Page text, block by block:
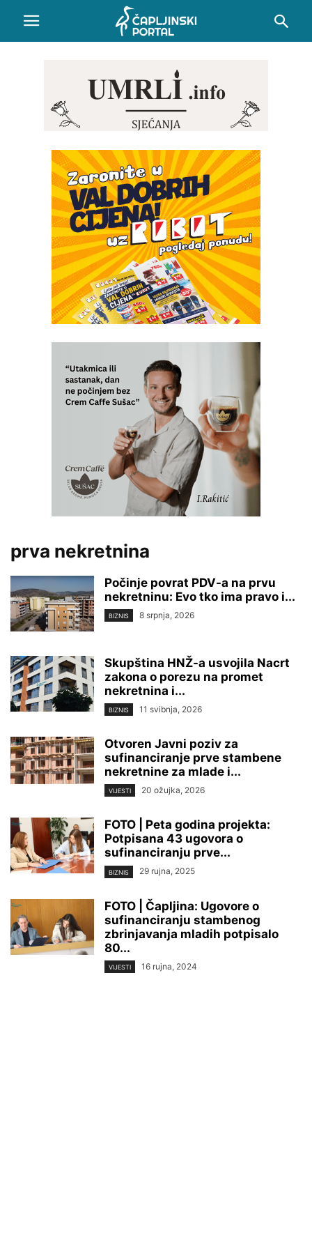
prva nekretnina
Počinje povrat PDV-a na prvu
nekretninu: Evo tko ima pravo i...
BIZNIS 8 srpnja, 2026
Skupština HNŽ-a usvojila Nacrt
zakona o porezu na promet
nekretnina i...
BIZNIS 11 svibnja, 2026
Otvoren Javni poziv za
sufinanciranje prve stambene
nekretnine za mlade i...
VIJESTI 20 ožujka, 2026
FOTO | Peta godina projekta:
Potpisana 43 ugovora o
sufinanciranju prve...
BIZNIS 29 rujna, 2025
FOTO | Čapljina: Ugovore o
sufinanciranju stambenog
zbrinjavanja mladih potpisalo
80...
VIJESTI 16 rujna, 2024